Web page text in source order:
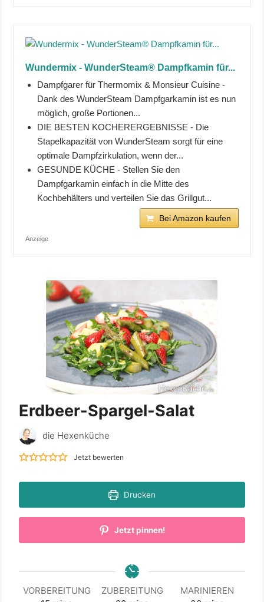
Wundermix - WunderSteam® Dampfkamin für...
Dampfgarer für Thermomix & Monsieur Cuisine -
Dank des WunderSteam Dampfgarkamin ist es nun
möglich, große Portionen...
DIE BESTEN KOCHERERGEBNISSE - Die
Stapelkapazität von WunderSteam sorgt für eine
optimale Dampfzirkulation, wenn der...
GESUNDE KÜCHE - Stellen Sie den
Dampfgarkamin einfach in die Mitte des
Kochbehälters und verteilen Sie das Grillgut...
Bei Amazon kaufen
Anzeige
Erdbeer-Spargel-Salat
die Hexenküche
Jetzt bewerten
Drucken
Jetzt pinnen!
VORBEREITUNG
ZUBEREITUNG
MARINIEREN